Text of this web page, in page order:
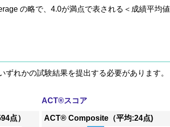
の略で、4.0が満点で表される＜成績平均値
れかの試験結果を提出する必要があります。
点）
ACT®スコア
ACT® Composite（平均:24点)